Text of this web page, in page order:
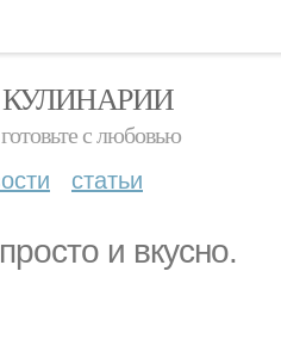
с любовью
статьи
и вкусно.